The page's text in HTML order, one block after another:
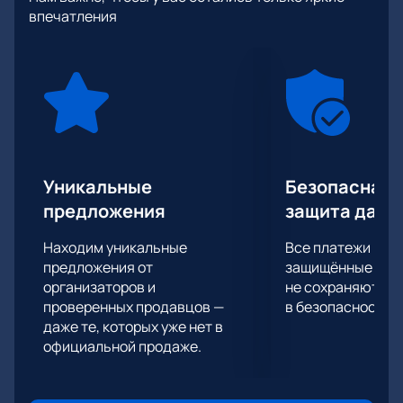
заветные очки и продвижение вверх по турнирной
таблице, и в этом сезоне продолжат свое
возможность побывать на матче Северсталь -
Сибирь и с трибун ледовой арены поддержать
своих фаворитов.
Попасть на трибуны ледовой арены просто.
официальные билеты на матчи турнира имени
Николая Пучкова окажутся на вашей электронной
почте. Болейте за свой любимый хоккейный клуб
вместе с нами!
впечатления
Уникальные
предложения
Находим уникальные
предложения от
организаторов и
проверенных продавцов —
даже те, которых уже нет в
официальной продаже.
Безопасная
защита
Все платежи
защищённые
не сохраняются
в безопасности.